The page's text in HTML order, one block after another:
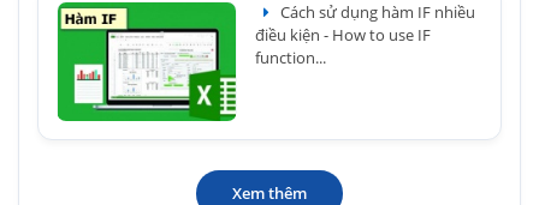
Cách sử dụng hàm IF nhiều
điều kiện - How to use IF
function...
Xem thêm